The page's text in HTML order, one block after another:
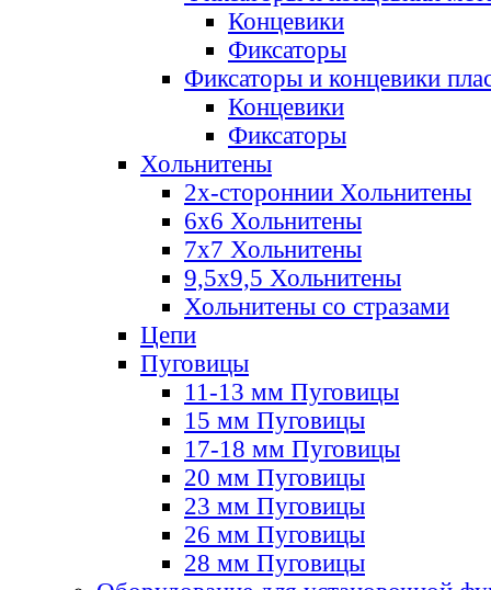
Концевики
Фиксаторы
Фиксаторы и концевики
Концевики
Фиксаторы
Хольнитены
2х-стороннии Хольнитены
6х6 Хольнитены
7х7 Хольнитены
9,5х9,5 Хольнитены
Хольнитены со стразами
Цепи
Пуговицы
11-13 мм Пуговицы
15 мм Пуговицы
17-18 мм Пуговицы
20 мм Пуговицы
23 мм Пуговицы
26 мм Пуговицы
28 мм Пуговицы